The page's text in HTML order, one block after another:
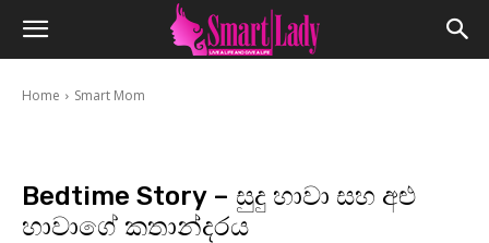
Home Smart Mom
Bedtime Story – සුදු හාවා සහ අළු
හාවාගේ කතාන්දරය